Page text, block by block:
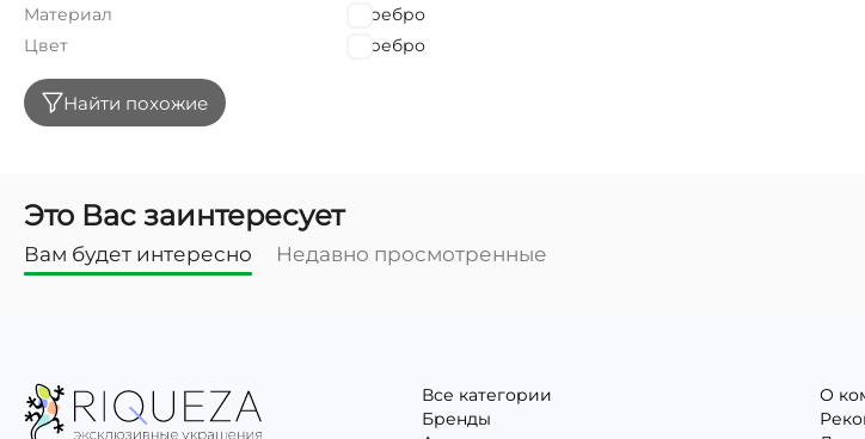
Материал
Серебро
Цвет
Серебро
Найти похожие
Это Вас заинтересует
Вам будет интересно Недавно просмотренные
Все категории
Бренды
О